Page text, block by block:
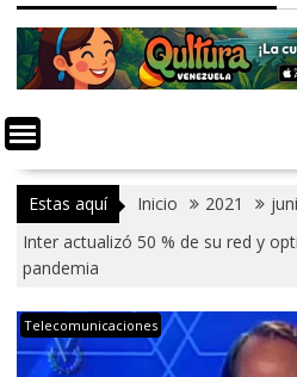
Estas aquí Inicio 2021
Inter actualizó 50 % de su red y
pandemia
Telecomunicaciones